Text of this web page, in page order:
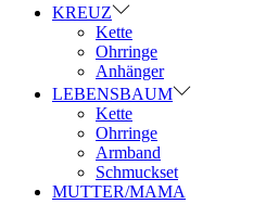
KREUZ
Kette
Ohrringe
Anhänger
LEBENSBAUM
Kette
Ohrringe
Armband
Schmuckset
MUTTER/MAMA